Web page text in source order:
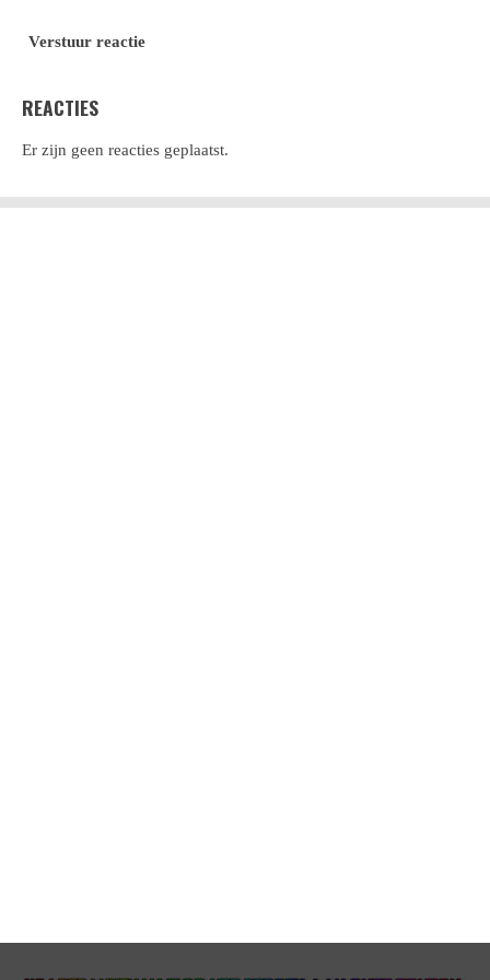
Verstuur reactie
REACTIES
Er zijn geen reacties geplaatst.